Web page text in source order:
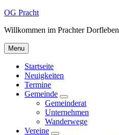
Skip
content
Skip
main
Skip
footer
OG Pracht
Willkommen im Prachter Dorfleben
Menu
Startseite
Neuigkeiten
Termine
Gemeinde
Gemeinderat
Unternehmen
Wanderwege
Vereine